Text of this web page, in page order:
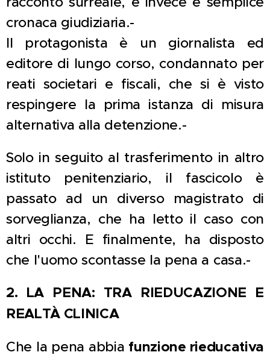
cronaca giudiziaria.-
Il protagonista è un giornalista ed
editore di lungo corso, condannato per
reati societari e fiscali, che si è visto
respingere la prima istanza di misura
alternativa alla detenzione.-
Solo in seguito al trasferimento in altro
istituto penitenziario, il fascicolo è
passato ad un diverso magistrato di
sorveglianza, che ha letto il caso con
altri occhi. E finalmente, ha disposto
che l'uomo scontasse la pena a casa.-
2. LA PENA: TRA RIEDUCAZIONE E
REALTÀ CLINICA
Che la pena abbia funzione rieducativa